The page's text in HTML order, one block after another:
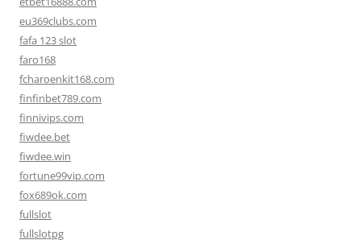
eu369clubs.com
fafa 123 slot
faro168
fcharoenkit168.com
finfinbet789.com
finnivips.com
fiwdee.bet
fiwdee.win
fortune99vip.com
fox689ok.com
fullslot
fullslotpg